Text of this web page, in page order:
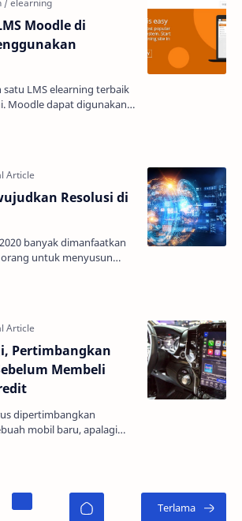
Moodle di
satu LMS elearning terbaik
Moodle dapat digunakan
Resolusi di
banyak dimanfaatkan
untuk menyusun
tah…
Pertimbangkan
Membeli
dipertimbangkan
mobil baru, apalagi
ke…